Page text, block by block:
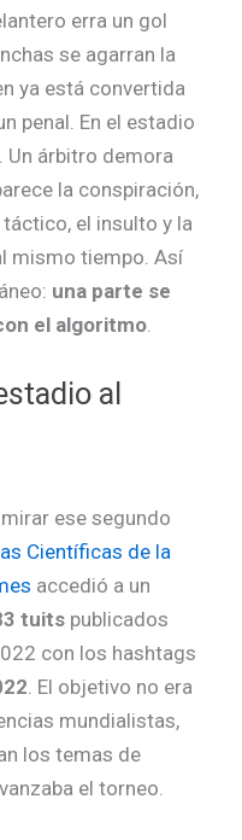
erra un gol
se agarran la
ya está convertida
penal. En el estadio
Un árbitro demora
la conspiración,
el insulto y la
mismo tiempo. Así
una parte se
el algoritmo.
al
ese segundo
Científicas de la
accedió a un
tuits publicados
con los hashtags
. El objetivo no era
mundialistas,
los temas de
el torneo.